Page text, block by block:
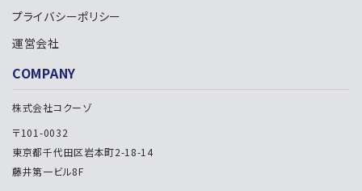
プライバシーポリシー
運営会社
COMPANY
株式会社コクーゾ
〒101-0032
東京都千代田区岩本町2-18-14
藤井第一ビル8F